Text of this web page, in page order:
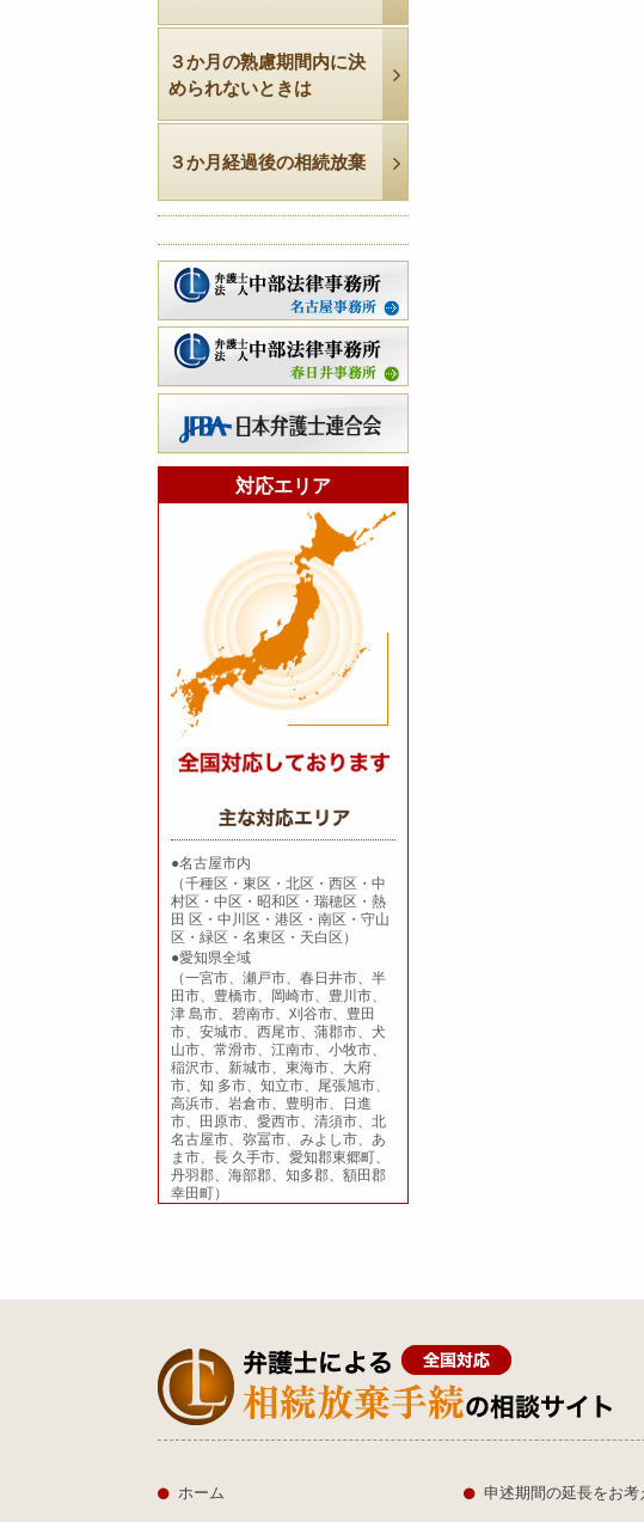
３か月の熟慮期間内に決
められないときは
３か月経過後の相続放棄
対応エリア
●名古屋市内
（千種区・東区・北区・西区・中
村区・中区・昭和区・瑞穂区・熱
田 区・中川区・港区・南区・守山
区・緑区・名東区・天白区）
●愛知県全域
（一宮市、瀬戸市、春日井市、半
田市、豊橋市、岡崎市、豊川市、
津 島市、碧南市、刈谷市、豊田
市、安城市、西尾市、蒲郡市、犬
山市、常滑市、江南市、小牧市、
稲沢市、新城市、東海市、大府
市、知 多市、知立市、尾張旭市、
高浜市、岩倉市、豊明市、日進
市、田原市、愛西市、清須市、北
名古屋市、弥冨市、みよし市、あ
ま市、長 久手市、愛知郡東郷町、
丹羽郡、海部郡、知多郡、額田郡
幸田町）
ホーム
申述期間の延長をお